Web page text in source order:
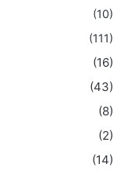
(10)
(111)
(16)
(43)
(8)
(2)
(14)